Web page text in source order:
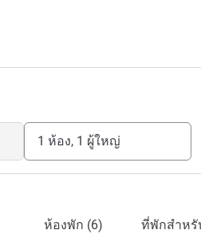
1 ห้อง, 1 ผู้ใหญ่
ห้องพัก (6) ที่พักสำหรั